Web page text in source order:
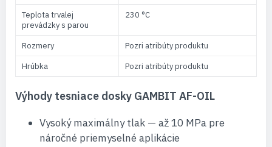
Teplota trvalej
prevádzky s parou
230 °C
Rozmery
Pozri atribúty produktu
Hrúbka
Pozri atribúty produktu
Výhody tesniace dosky GAMBIT AF-OIL
Vysoký maximálny tlak — až 10 MPa pre
náročné priemyselné aplikácie